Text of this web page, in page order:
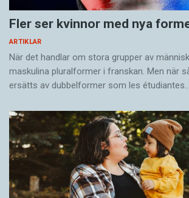
Fler ser kvinnor med nya
ARTIKLAR
När det handlar om stora grupper av
maskulina pluralformer i franskan. Men när
ersätts av dubbel­former som les étudiantes…